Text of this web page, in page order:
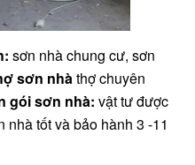
sơn nhà chung cư, sơn
sơn nhàthợ chuyên
gói sơn nhà: vật tư được
tốt và bảo hành 3 -11